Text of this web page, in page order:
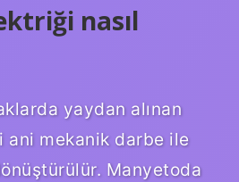
nasıl
yaydan alınan
ani mekanik darbe ile
Manyetoda